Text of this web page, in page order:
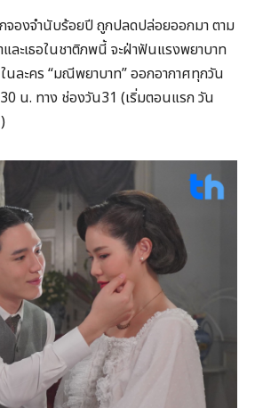
องจำนับร้อยปี ถูกปลดปล่อยออกมา ตาม
ละเธอในชาติภพนี้ จะฝ่าฟันแรงพยาบาท
ในละคร “มณีพยาบาท” ออกอากาศทุกวัน
น. ทาง ช่องวัน31 (เริ่มตอนแรก วัน